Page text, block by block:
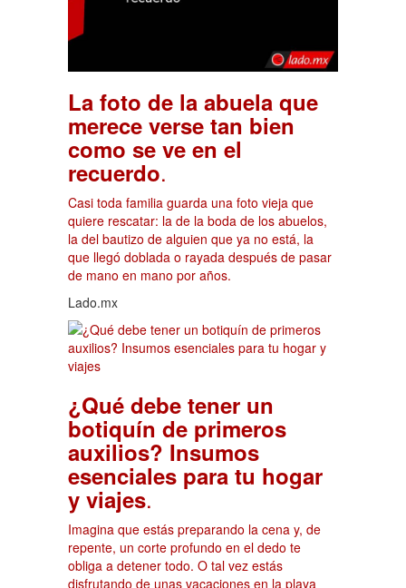
La foto de la abuela que
merece verse tan bien
como se ve en el
recuerdo.
Casi toda familia guarda una foto vieja que
quiere rescatar: la de la boda de los abuelos,
la del bautizo de alguien que ya no está, la
que llegó doblada o rayada después de pasar
de mano en mano por años.
Lado.mx
¿Qué debe tener un
botiquín de primeros
auxilios? Insumos
esenciales para tu hogar
y viajes.
Imagina que estás preparando la cena y, de
repente, un corte profundo en el dedo te
obliga a detener todo. O tal vez estás
disfrutando de unas vacaciones en la playa